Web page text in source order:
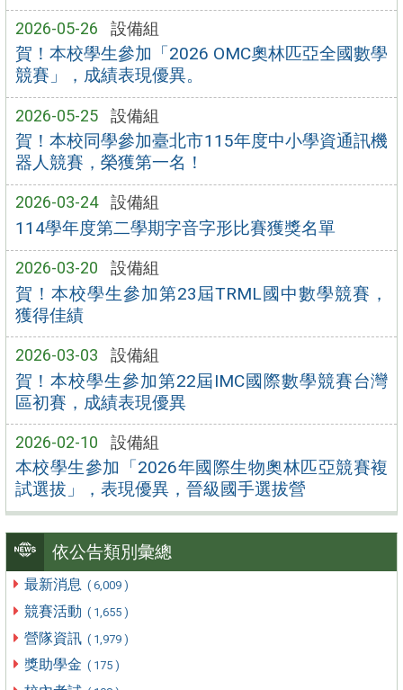
2026-05-26 設備組
賀！本校學生參加「2026 OMC奧林匹亞全國數學
競賽」，成績表現優異。
2026-05-25 設備組
賀！本校同學參加臺北市115年度中小學資通訊機
器人競賽，榮獲第一名！
2026-03-24 設備組
114學年度第二學期字音字形比賽獲獎名單
2026-03-20 設備組
賀！本校學生參加第23屆TRML國中數學競賽，
獲得佳績
2026-03-03 設備組
賀！本校學生參加第22屆IMC國際數學競賽台灣
區初賽，成績表現優異
2026-02-10 設備組
本校學生參加「2026年國際生物奧林匹亞競賽複
試選拔」，表現優異，晉級國手選拔營
依公告類別彙總
最新消息 ( 6,009 )
競賽活動 ( 1,655 )
營隊資訊 ( 1,979 )
獎助學金 ( 175 )